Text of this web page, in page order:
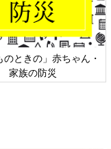
六星占術 細木かおりさ